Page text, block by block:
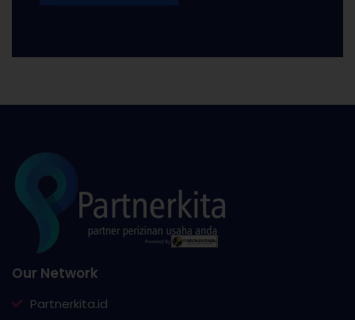
Our Network
Partnerkita.id